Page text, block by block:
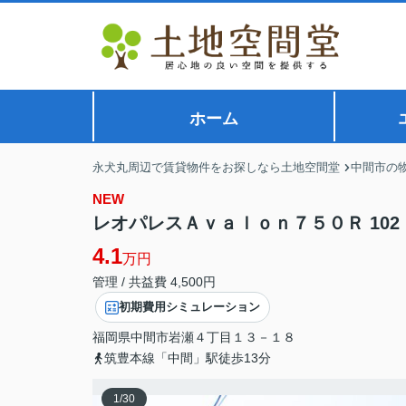
ホーム
永犬丸周辺で賃貸物件をお探しなら土地空間堂 中間市の
NEW
レオパレスＡｖａｌｏｎ７５０Ｒ 102
4.1万円
管理 / 共益費 4,500円
初期費用シミュレーション
福岡県中間市岩瀬４丁目１３－１８
筑豊本線「中間」駅徒歩13分
1/30